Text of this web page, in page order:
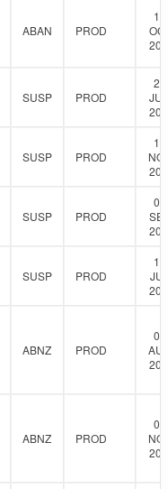
ABAN PROD
SUSP PROD
SUSP PROD
SUSP PROD
SUSP PROD
ABNZ PROD
ABNZ PROD